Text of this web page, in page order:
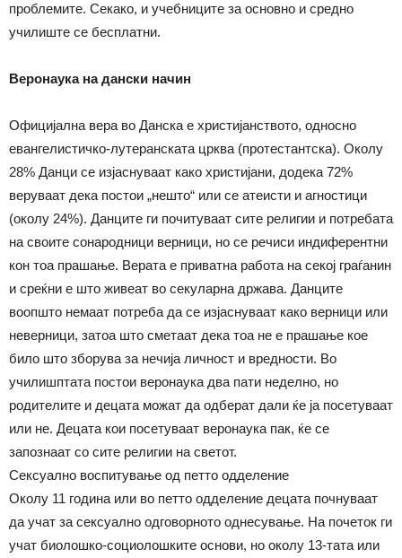
проблемите. Секако, и учебниците за основно и средно
училиште се бесплатни.
Веронаука на дански начин
Официјална вера во Данска е христијанството, односно
евангелистичко-лутеранската црква (протестантска). Околу
28% Данци се изјаснуваат како христијани, додека 72%
веруваат дека постои „нешто“ или се атеисти и агностици
(околу 24%). Данците ги почитуваат сите религии и потребата
на своите сонародници верници, но се речиси индиферентни
кон тоа прашање. Верата е приватна работа на секој граѓанин
и среќни е што живеат во секуларна држава. Данците
воопшто немаат потреба да се изјаснуваат како верници или
неверници, затоа што сметаат дека тоа не е прашање кое
било што зборува за нечија личност и вредности. Во
училишптата постои веронаука два пати неделно, но
родителите и децата можат да одберат дали ќе ја посетуваат
или не. Децата кои посетуваат веронаука пак, ќе се
запознаат со сите религии на светот.
Сексуално воспитување од петто одделение
Околу 11 година или во петто одделение децата почнуваат
да учат за сексуално одговорното однесување. На почеток ги
учат биолошко-социолошките основи, но околу 13-тата или